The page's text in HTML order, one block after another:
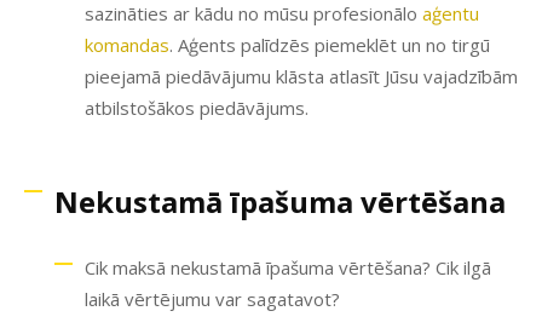
sazināties ar kādu no mūsu profesionālo aģentu
komandas. Aģents palīdzēs piemeklēt un no tirgū
pieejamā piedāvājumu klāsta atlasīt Jūsu vajadzībām
atbilstošākos piedāvājums.
Nekustamā īpašuma vērtēšana
Cik maksā nekustamā īpašuma vērtēšana? Cik ilgā
laikā vērtējumu var sagatavot?